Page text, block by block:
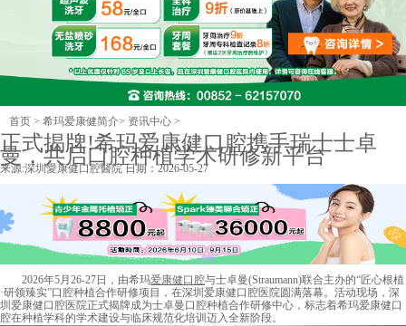
首页 > 希玛爱康健简介> 资讯中心 >
正式揭牌!希玛爱康健口腔携手瑞士士卓
曼，共启口腔种植学术研修新平台
来源:深圳愛康健口腔醫院日期：2026-05-27
2026年5月26-27日，由希玛爱康健口腔与士卓曼(Straumann)联合主办的“匠心根植
·研领臻实”口腔种植合作研修项目，在深圳爱康健口腔医院圆满落幕。活动现场，深
圳爱康健口腔医院正式揭牌成为士卓曼口腔种植合作研修中心，标志着希玛爱康健口
腔在种植学科的学术建设与临床规范化培训迈入全新阶段。